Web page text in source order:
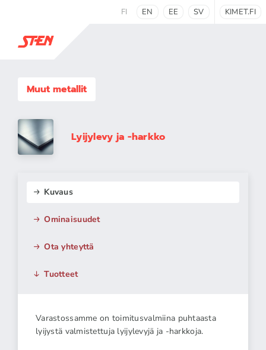
FI EN EE SV KIMET.FI
Muut metallit
Lyijylevy ja -harkko
Kuvaus
Ominaisuudet
Ota yhteyttä
Tuotteet
Varastossamme on toimitusvalmiina puhtaasta
lyijystä valmistettuja lyijylevyjä ja -harkkoja.